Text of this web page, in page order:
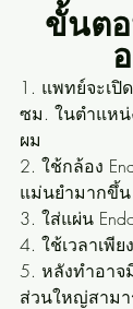
ขั้นต
1. แพทย์จะเปิ
ซม. ในตำแหน่
ผม
2. ใช้กล้อง
แม่นยำมากขึ้น
3. ใส่แผ่น
4. ใช้เวลาเพี
5. หลังทำอาจ
ส่วนใหญ่สาม